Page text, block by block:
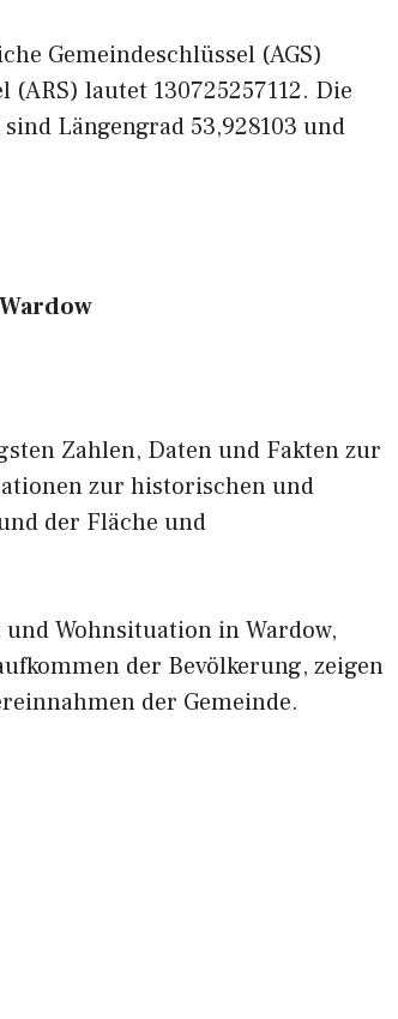
Gemeindeschlüssel (AGS)
lautet 130725257112. Die
Längengrad 53,928103 und
Zahlen, Daten und Fakten zur
zur historischen und
der Fläche und
Wohnsituation in Wardow,
der Bevölkerung, zeigen
der Gemeinde.